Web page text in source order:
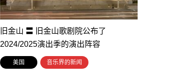
旧金山 〓 旧金山歌剧院公布了
2024/2025演出季的演出阵容
美国 音乐界的新闻